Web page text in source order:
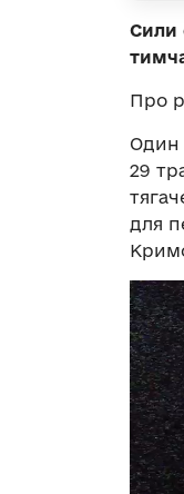
Сили
Про
Один
29
для